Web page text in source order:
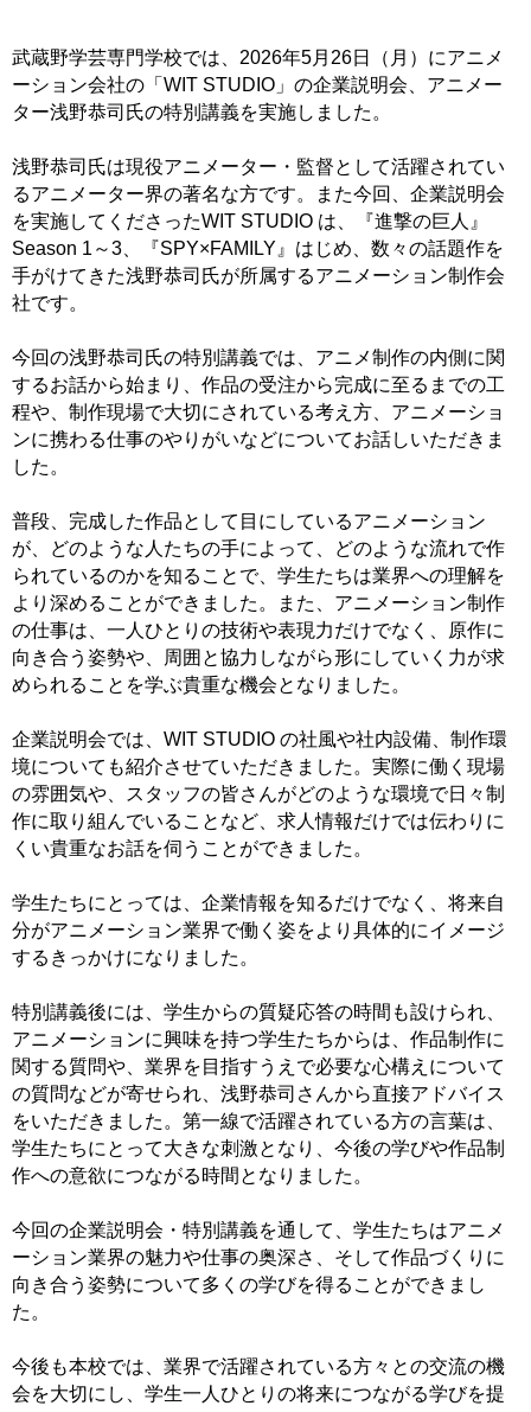
武蔵野学芸専門学校では、2026年5月26日（月）にアニメ
ーション会社の「WIT STUDIO」の企業説明会、アニメー
ター浅野恭司氏の特別講義を実施しました。
浅野恭司氏は現役アニメーター・監督として活躍されてい
るアニメーター界の著名な方です。また今回、企業説明会
を実施してくださったWIT STUDIO は、『進撃の巨人』
Season 1～3、『SPY×FAMILY』はじめ、数々の話題作を
手がけてきた浅野恭司氏が所属するアニメーション制作会
社です。
今回の浅野恭司氏の特別講義では、アニメ制作の内側に関
するお話から始まり、作品の受注から完成に至るまでの工
程や、制作現場で大切にされている考え方、アニメーショ
ンに携わる仕事のやりがいなどについてお話しいただきま
した。
普段、完成した作品として目にしているアニメーション
が、どのような人たちの手によって、どのような流れで作
られているのかを知ることで、学生たちは業界への理解を
より深めることができました。また、アニメーション制作
の仕事は、一人ひとりの技術や表現力だけでなく、原作に
向き合う姿勢や、周囲と協力しながら形にしていく力が求
められることを学ぶ貴重な機会となりました。
企業説明会では、WIT STUDIO の社風や社内設備、制作環
境についても紹介させていただきました。実際に働く現場
の雰囲気や、スタッフの皆さんがどのような環境で日々制
作に取り組んでいることなど、求人情報だけでは伝わりに
くい貴重なお話を伺うことができました。
学生たちにとっては、企業情報を知るだけでなく、将来自
分がアニメーション業界で働く姿をより具体的にイメージ
するきっかけになりました。
特別講義後には、学生からの質疑応答の時間も設けられ、
アニメーションに興味を持つ学生たちからは、作品制作に
関する質問や、業界を目指すうえで必要な心構えについて
の質問などが寄せられ、浅野恭司さんから直接アドバイス
をいただきました。第一線で活躍されている方の言葉は、
学生たちにとって大きな刺激となり、今後の学びや作品制
作への意欲につながる時間となりました。
今回の企業説明会・特別講義を通して、学生たちはアニメ
ーション業界の魅力や仕事の奥深さ、そして作品づくりに
向き合う姿勢について多くの学びを得ることができまし
た。
今後も本校では、業界で活躍されている方々との交流の機
会を大切にし、学生一人ひとりの将来につながる学びを提